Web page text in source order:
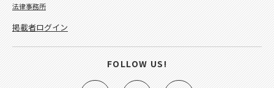
法律事務所
掲載者ログイン
FOLLOW US!